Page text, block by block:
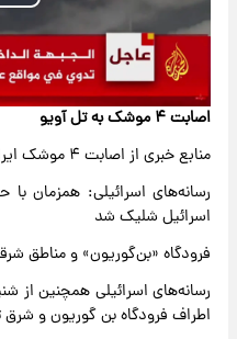
اصابت ۴ موشک به تل آویو
منابع خبری از اصابت ۴ موشک ایران به تل آویو خبر دادند.
رسانه‌های اسرائیلی: همزمان
اسرائیل شلیک شد
فرودگاه «بن‌گوریون» و مناطق
رسانه‌های اسرائیلی همچنین از
اطراف فرودگاه بن گوریون و شرق